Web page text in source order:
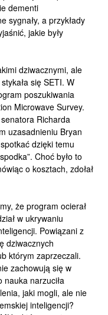
dementi
sygnały, a przykłady
jakie były
dziwacznymi, ale
się SETI. W
poszukiwania
Microwave Survey.
Richarda
uzasadnieniu Bryan
dzięki temu
Choć było to
o kosztach, zdołał
że program ocierał
w ukrywaniu
Powiązani z
dziwacznych
którym zaprzeczali.
zachowują się w
nauka narzuciła
jaki mogli, ale nie
inteligencji?